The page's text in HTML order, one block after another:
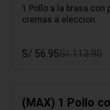
1 Pollo a la brasa con
cremas a eleccion
S/ 56.95S/ 113.90
(MAX) 1 Pollo